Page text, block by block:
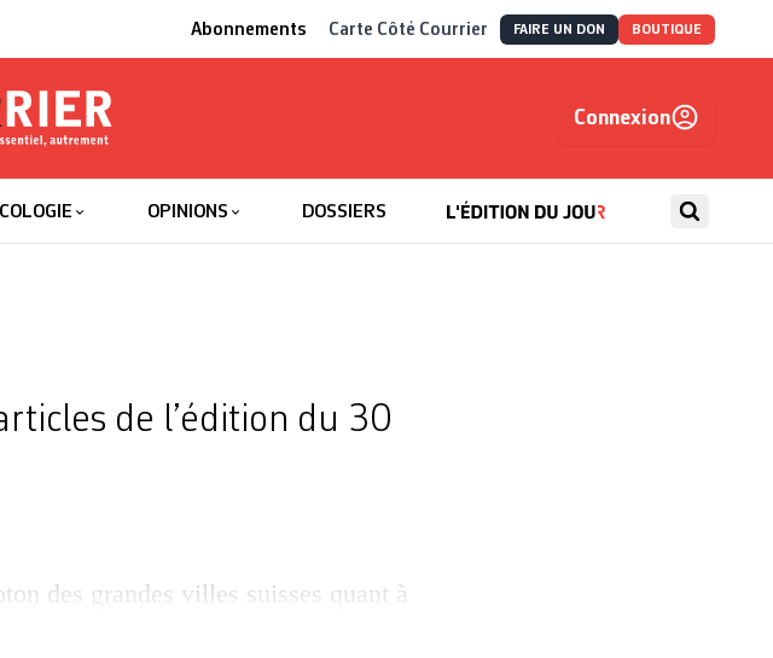
Abonnements Carte Côté Courrier FAIRE UN DON BOUTIQUE
Connexion
OPINIONS DOSSIERS
de l’édition du 30
des grandes villes suisses quant à